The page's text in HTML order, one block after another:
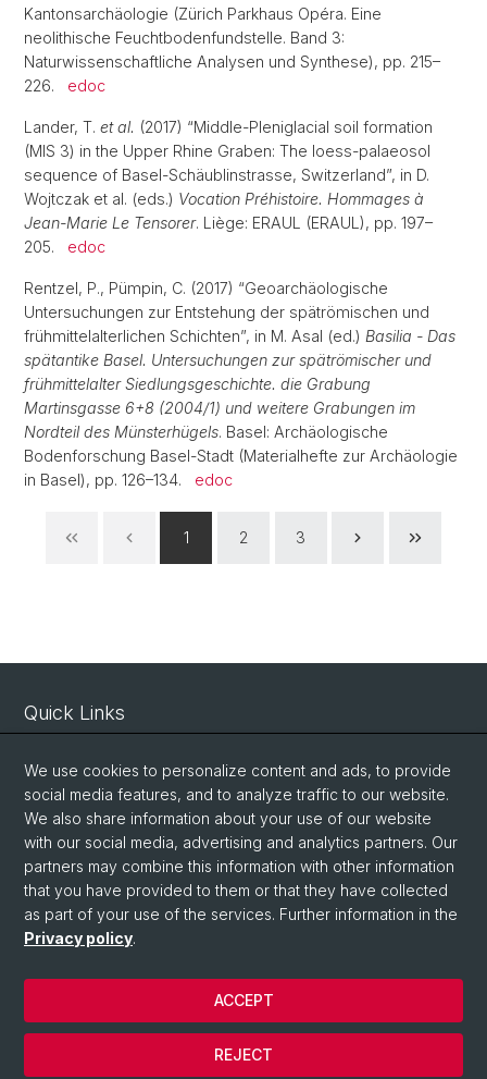
Kantonsarchäologie (Zürich Parkhaus Opéra. Eine
neolithische Feuchtbodenfundstelle. Band 3:
Naturwissenschaftliche Analysen und Synthese), pp. 215–
226. edoc
Lander, T. et al. (2017) “Middle-Pleniglacial soil formation
(MIS 3) in the Upper Rhine Graben: The loess-palaeosol
sequence of Basel-Schäublinstrasse, Switzerland”, in D.
Wojtczak et al. (eds.) Vocation Préhistoire. Hommages à
Jean-Marie Le Tensorer. Liège: ERAUL (ERAUL), pp. 197–
205. edoc
Rentzel, P., Pümpin, C. (2017) “Geoarchäologische
Untersuchungen zur Entstehung der spätrömischen und
frühmittelalterlichen Schichten”, in M. Asal (ed.) Basilia - Das
spätantike Basel. Untersuchungen zur spätrömischer und
frühmittelalter Siedlungsgeschichte. die Grabung
Martinsgasse 6+8 (2004/1) und weitere Grabungen im
Nordteil des Münsterhügels. Basel: Archäologische
Bodenforschung Basel-Stadt (Materialhefte zur Archäologie
in Basel), pp. 126–134. edoc
1 2 3
Quick Links
Intranet
Contact
Important Links / Pictures
Social Media
Instagram
We use cookies to personalize content and ads, to provide
social media features, and to analyze traffic to our website.
We also share information about your use of our website
with our social media, advertising and analytics partners. Our
partners may combine this information with other information
that you have provided to them or that they have collected
as part of your use of the services. Further information in the
Privacy policy.
REJECT
ACCEPT